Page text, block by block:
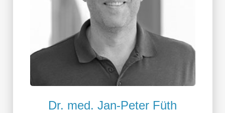
Dr. med. Jan-Peter Füth